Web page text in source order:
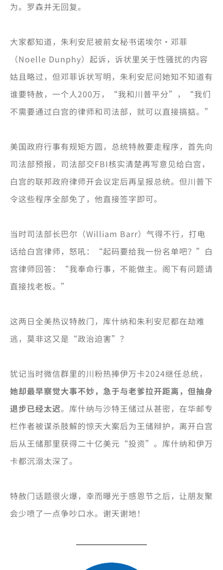
为。罗森并无回复。
大家都知道，朱利安尼被前女秘书诺埃尔·邓菲
（Noelle Dunphy）起诉，诉状里关于性骚扰的内容
姑且略过，但邓菲诉状写明，朱利安尼问她知不知道有
谁要特赦，一个人200万，“我和川普平分”，“我们
不需要通过白宫的律师和司法部，就可以直接搞掂。”
美国政府行事有规矩方圆，总统特赦要走程序，首先向
司法部预报，司法部交FBI核实清楚再写意见给白宫，
白宫的联邦政府律师开会议定后再呈报总统。但川普下
令这些程序全部免了，他直接签字即可。
当时司法部长巴尔（William Barr）气得不行，打电
话给白宫律师，怒吼：“起码要给我一份名单吧？”白
宫律师回答：“我奉命行事，不能做主。阁下有问题请
直接找老板。”
这两日全美热议特赦门，库什纳和朱利安尼都在劫难
逃，莫非这又是“政治迫害”？
犹记当时微信群里的川粉热捧伊万卡2024继任总统，
她却最早察觉大事不妙，急于与老爹拉开距离，但抽身
退步已经太迟。库什纳与沙特王储过从甚密，在华邮专
栏作者被谋杀肢解的惊天大案后为王储辩护，离开白宫
后从王储那里获得二十亿美元“投资”。库什纳和伊万
卡都沉溺太深了。
特赦门话题很火爆，幸而曝光于感恩节之后，让朋友聚
会少喷了一点争吵口水。谢天谢地！